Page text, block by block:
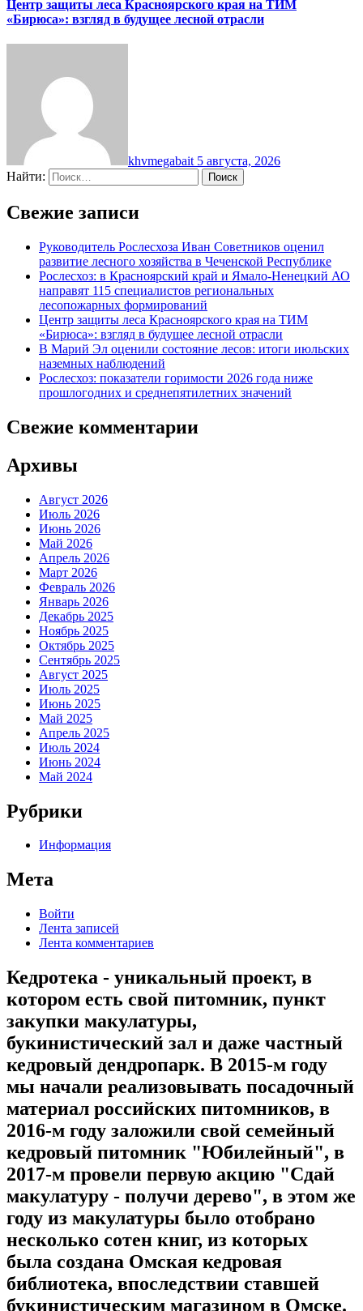
Центр защиты леса Красноярского края на ТИМ
«Бирюса»: взгляд в будущее лесной отрасли
khvmegabait 5 августа, 2026
Найти:
Свежие записи
Руководитель Рослесхоза Иван Советников оценил
развитие лесного хозяйства в Чеченской Республике
Рослесхоз: в Красноярский край и Ямало-Ненецкий АО
направят 115 специалистов региональных
лесопожарных формирований
Центр защиты леса Красноярского края на ТИМ
«Бирюса»: взгляд в будущее лесной отрасли
В Марий Эл оценили состояние лесов: итоги июльских
наземных наблюдений
Рослесхоз: показатели горимости 2026 года ниже
прошлогодних и среднепятилетних значений
Свежие комментарии
Архивы
Август 2026
Июль 2026
Июнь 2026
Май 2026
Апрель 2026
Март 2026
Февраль 2026
Январь 2026
Декабрь 2025
Ноябрь 2025
Октябрь 2025
Сентябрь 2025
Август 2025
Июль 2025
Июнь 2025
Май 2025
Апрель 2025
Июль 2024
Июнь 2024
Май 2024
Рубрики
Информация
Мета
Войти
Лента записей
Лента комментариев
Кедротека - уникальный проект, в
котором есть свой питомник, пункт
закупки макулатуры,
букинистический зал и даже частный
кедровый дендропарк. В 2015-м году
мы начали реализовывать посадочный
материал российских питомников, в
2016-м году заложили свой семейный
кедровый питомник "Юбилейный", в
2017-м провели первую акцию "Сдай
макулатуру - получи дерево", в этом же
году из макулатуры было отобрано
несколько сотен книг, из которых
была создана Омская кедровая
библиотека, впоследствии ставшей
букинистическим магазином в Омске.